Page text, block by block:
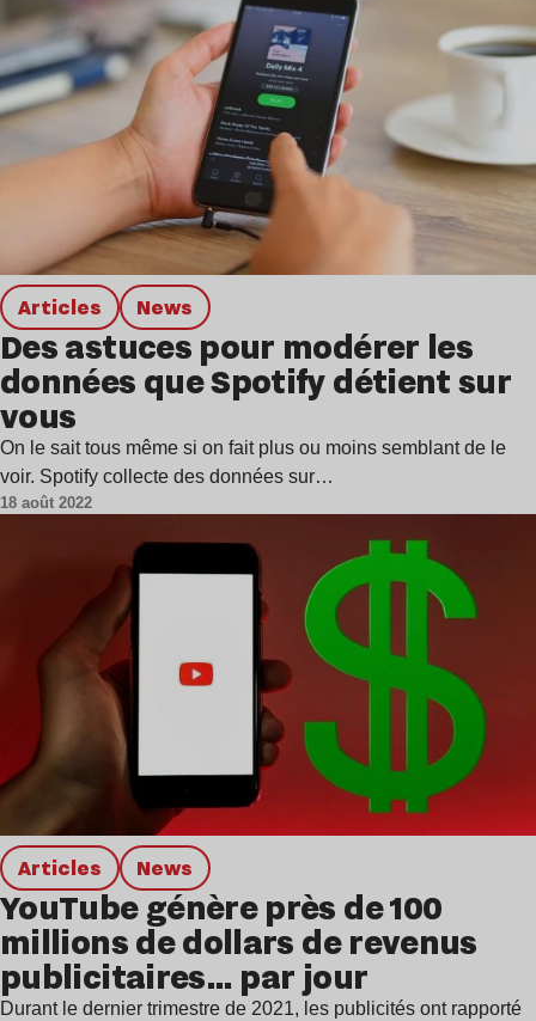
Articles news
Des astuces pour modérer les
données que Spotify détient sur
vous
On le sait tous même si on fait plus ou moins semblant de le
voir. Spotify collecte des données sur…
18 août 2022
Articles news
YouTube génère près de 100
millions de dollars de revenus
publicitaires… par jour
Durant le dernier trimestre de 2021, les publicités ont rapporté